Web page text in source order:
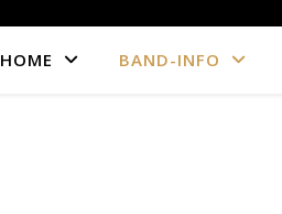
HOME BAND-INFO